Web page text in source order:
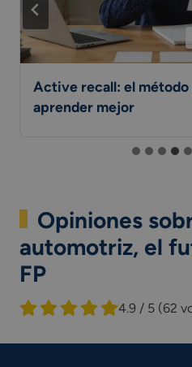
Active recall: el método
aprender mejor
Opiniones
automotriz, el
FP
4.9 / 5 (62